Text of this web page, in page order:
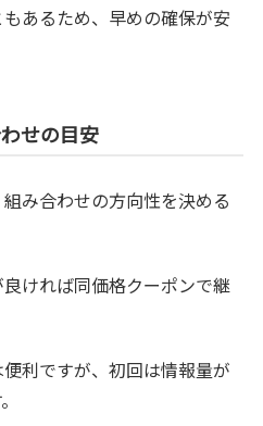
あるため、早めの確保が安
せの目安
み合わせの方向性を決める
ければ同価格クーポンで継
利ですが、初回は情報量が